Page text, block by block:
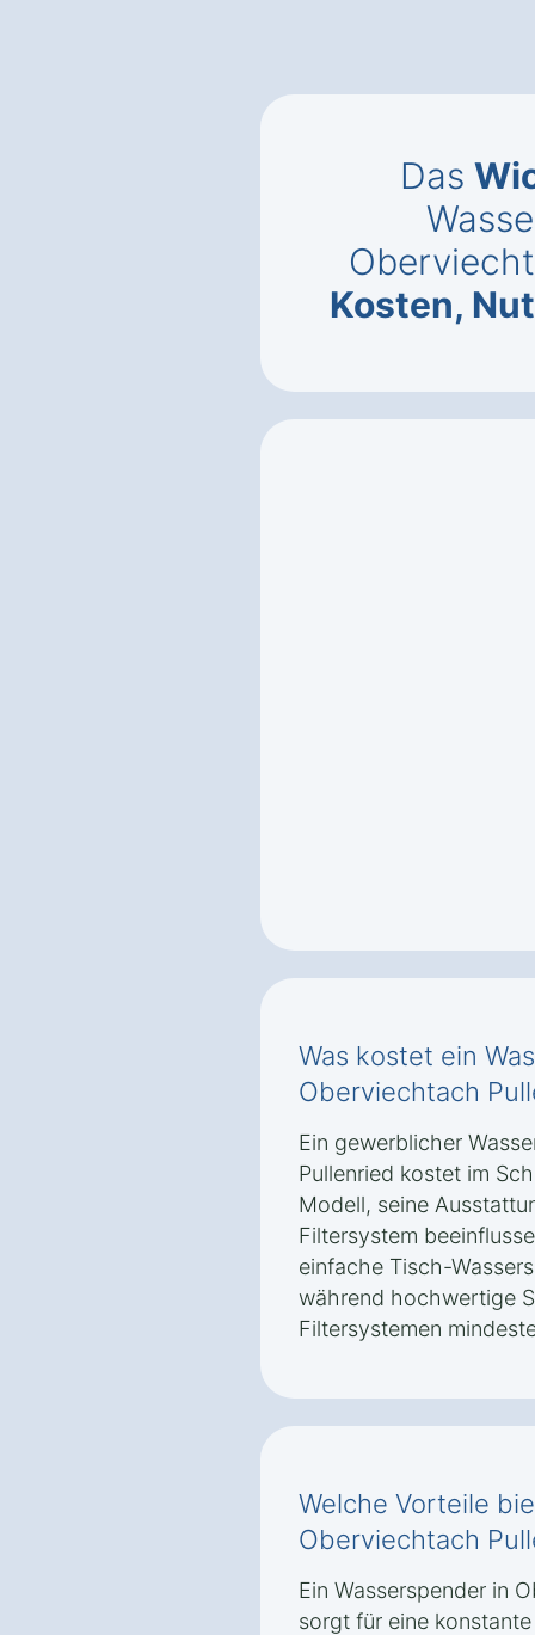
Das
Kosten,
Was kostet ein
Oberviechtach
Ein gewerblicher
Pullenried kostet im
Modell, seine
Filtersystem
einfache Tisch-
während hochwertige
Filtersystemen
Welche Vorteile
Oberviechtach
Ein Wasserspender in
sorgt für eine